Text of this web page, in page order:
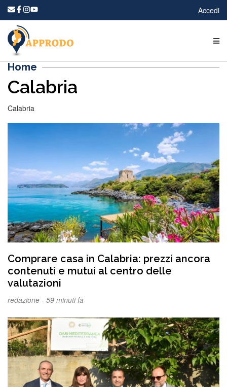
Accedi
Home
Calabria
Calabria
Comprare casa in Calabria: prezzi ancora
contenuti e mutui al centro delle
valutazioni
redazione - 59 minuti fa